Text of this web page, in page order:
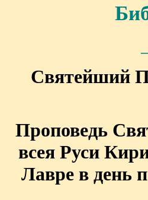
Святейший
Проповедь
всея Руси
Лавре в день